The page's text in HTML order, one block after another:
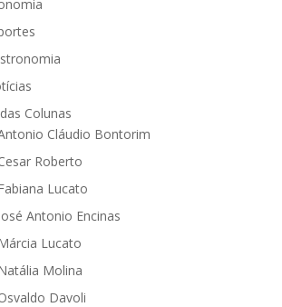
Colunas
Cláudio Bontorim
Roberto
Lucato
Antonio Encinas
Lucato
Molina
Davoli